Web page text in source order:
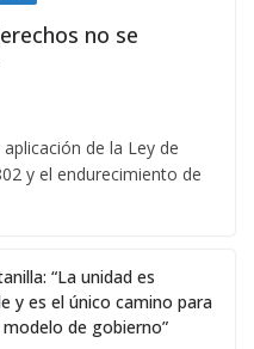
no se
de la Ley de
y el endurecimiento de
“La unidad es
y es el único camino para
de gobierno”